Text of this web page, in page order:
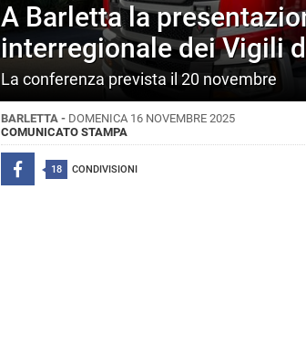
A Barletta la
interregionale dei Vigili
La conferenza prevista il 20 novembre
BARLETTA - DOMENICA 16 NOVEMBRE 2025
COMUNICATO STAMPA
18 CONDIVISIONI